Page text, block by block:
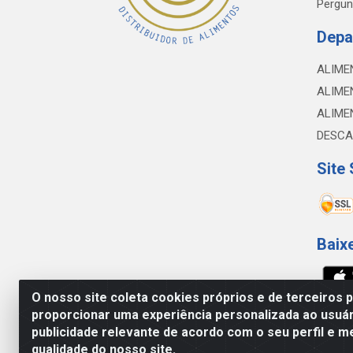
O nosso site coleta cookies próprios e de terceiros
proporcionar uma experiência personalizada ao
publicidade relevante de acordo com o seu perfil e
qualidade do nosso site.
Site
NOBREDO COMÉRCIO E LOGÍSTICA